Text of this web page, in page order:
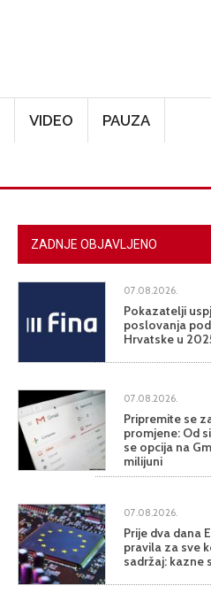
VIDEO PAUZA
ZADNJE OBJAVLJENO
07.08.2026.
Pokazatelji
poslovanja
Hrvatske u
07.08.2026.
Pripremite se
promjene: Od
se opcija na
milijuni
07.08.2026.
Prije dva dana
pravila za sve
sadržaj: kazne